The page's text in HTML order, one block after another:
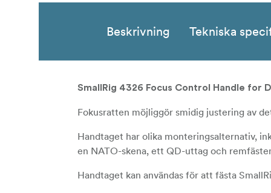
Beskrivning Tekniska
SmallRig 4326 Focus Control Handle for
Fokusratten möjliggör smidig justering av
Handtaget har olika monteringsalternativ,
en NATO-skena, ett QD-uttag och
Handtaget kan användas för att fästa